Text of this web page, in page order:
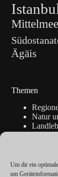
Um dir ein
um
Ägäis
Themen
Natur
Reise-